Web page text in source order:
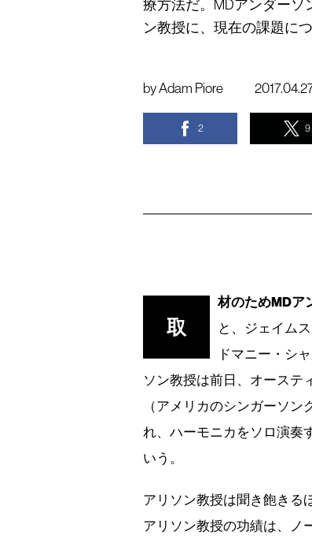
療方法だ。MDアンダーソ
ン教授に、現在の課題に
byAdam Piore
2 9
取
材のためMDア
と、ジェイム
ドマニー・シ
ソン教授は前日、オーステ
（アメリカのシンガーソ
れ、ハーモニカをソロ演奏
いう。
アリソン教授は聞き飽きる
アリソン教授の功績は、ノ